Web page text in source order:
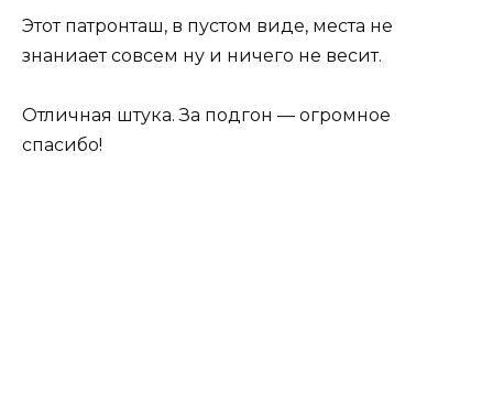
Этот патронташ, в пустом виде, места не
знаниает совсем ну и ничего не весит.
Отличная штука. За подгон — огромное
спасибо!